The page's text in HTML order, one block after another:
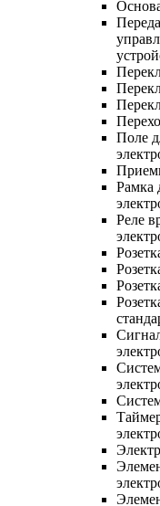
Поле
Рамка
Реле